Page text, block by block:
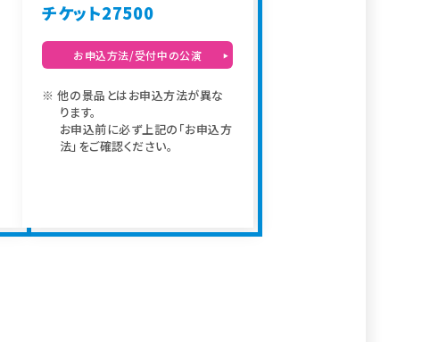
チケット27500
お申込方法/受付中の公演
他の景品とはお申込方法が異な
ります。
お申込前に必ず上記の「お申込方
法」をご確認ください。